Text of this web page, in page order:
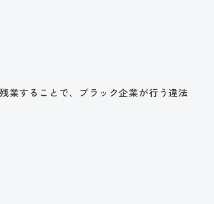
業することで、ブラック企業が行う違法